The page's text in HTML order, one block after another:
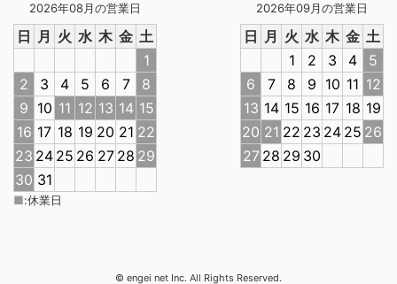
2026年08月の営業日
日 月 火 水 木 金 土
1
2
3 4 5 6 7
8
9 10 11 12 13 14 15
16 17 18 19 20 21 22
23 24 25 26 27 28 29
30 31
2026年09月の営業日
日 月 火 水 木 金 土
1
2 3 4
5
6
7 8 9 10 11 12
13 14 15 16 17 18 19
20 21 22 23 24 25 26
27 28 29 30
■:休業日
© engei net Inc. All Rights Reserved.